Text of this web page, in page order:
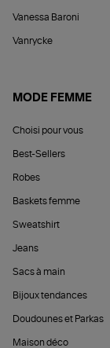
Vanessa Baroni
Vanrycke
MODE FEMME
Choisi pour vous
Best-Sellers
Robes
Baskets femme
Sweatshirt
Jeans
Sacs à main
Bijoux tendances
Doudounes et Parkas
Maison déco